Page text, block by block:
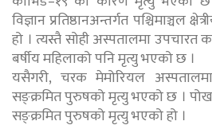
विज्ञान प्रतिष्ठानअन्तर्गत पश्चिमाञ्चल
हो । त्यस्तै सोही अस्पतालमा उपचारत
बर्षीय महिलाको पनि मृत्यु भएको छ ।
यसैगरी, चरक मेमोरियल
सङ्क्रमित पुरुषको मृत्यु भएको छ ।
सङ्क्रमित पुरुषको मृत्यु भएको हो ।